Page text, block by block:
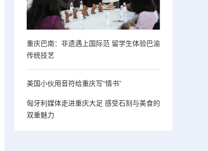
重庆巴南：非遗遇上国际范 留学生体验巴渝
传统技艺
美国小伙用音符给重庆写“情书”
匈牙利媒体走进重庆大足 感受石刻与美食的
双重魅力